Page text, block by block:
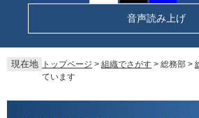
ー
音声読み上げ
現在地 トップページ > 組織でさがす > 総務部 >
ています